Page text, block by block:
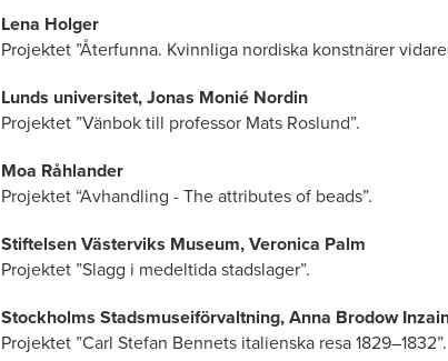
Lena Holger
Projektet ”Återfunna. Kvinnliga nordiska konstnärer
Lunds universitet, Jonas Monié Nordin
Projektet ”Vänbok till professor Mats Roslund”.
Moa Råhlander
Projektet “Avhandling - The attributes of beads”.
Stiftelsen Västerviks Museum, Veronica Palm
Projektet ”Slagg i medeltida stadslager”.
Stockholms Stadsmuseiförvaltning, Anna Brodow
Projektet ”Carl Stefan Bennets italienska resa 1829–1832”.